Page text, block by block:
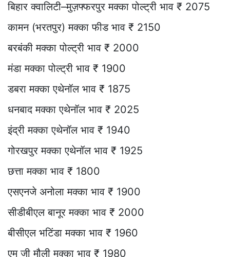
बिहार क्वालिटी–मुज़फ्फरपुर मक्का पोल्ट्री भाव ₹ 2075
कामन (भरतपुर) मक्का फीड भाव ₹ 2150
बरबंकी मक्का पोल्ट्री भाव ₹ 2000
मंडा मक्का पोल्ट्री भाव ₹ 1900
डबरा मक्का एथेनॉल भाव ₹ 1875
धनबाद मक्का एथेनॉल भाव ₹ 2025
इंद्री मक्का एथेनॉल भाव ₹ 1940
गोरखपुर मक्का एथेनॉल भाव ₹ 1925
छत्ता मक्का भाव ₹ 1800
एसएनजे अनोला मक्का भाव ₹ 1900
सीडीबीएल बानूर मक्का भाव ₹ 2000
बीसीएल भटिंडा मक्का भाव ₹ 1960
एम जी मौली मक्का भाव ₹ 1980